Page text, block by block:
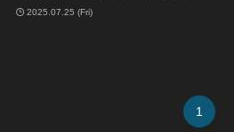
2025.07.25 (Fri)
1